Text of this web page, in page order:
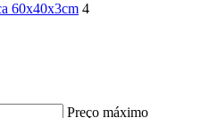
60x40x3cm 4
Preço máximo